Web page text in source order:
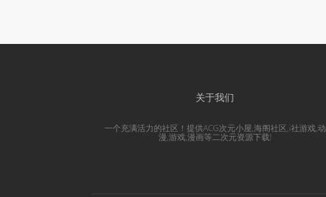
关于我们
一个充满活力的社区！提供ACG次元小屋,海阁社区,i社游戏,动
漫,游戏,漫画等二次元资源下载!